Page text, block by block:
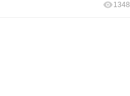
1348